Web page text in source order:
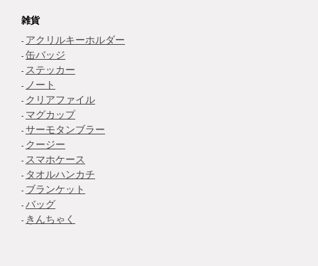
雑貨
アクリルキーホルダー
缶バッジ
ステッカー
ノート
クリアファイル
マグカップ
サーモタンブラー
クージー
スマホケース
タオルハンカチ
ブランケット
バッグ
きんちゃく